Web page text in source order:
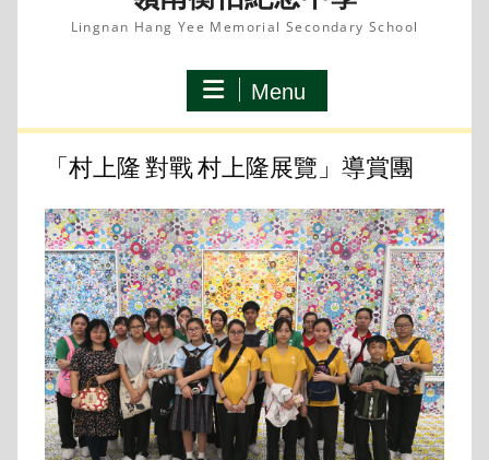
Lingnan Hang Yee Memorial Secondary School
Menu
「村上隆 對戰 村上隆展覽」導賞團